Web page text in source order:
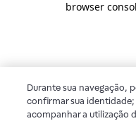
browser
Durante sua navegação,
confirmar sua identidade;
acompanhar a utilização